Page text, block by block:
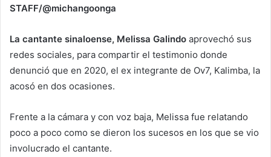
STAFF/@michangoonga
La cantante sinaloense, Melissa Galindo aprovechó sus
redes sociales, para compartir el testimonio donde
denunció que en 2020, el ex integrante de Ov7, Kalimba, la
acosó en dos ocasiones.
Frente a la cámara y con voz baja, Melissa fue relatando
poco a poco como se dieron los sucesos en los que se vio
involucrado el cantante.